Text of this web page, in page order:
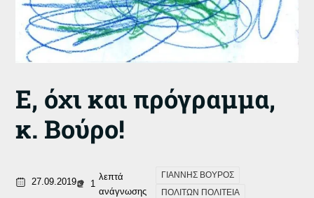
Ε, όχι και πρόγραμμα,
κ. Βούρο!
27.09.2019 1
λεπτά
ανάγνωσης
ΓΙΑΝΝΗΣ ΒΟΥΡΟΣ
ΠΟΛΙΤΩΝ ΠΟΛΙΤΕΙΑ